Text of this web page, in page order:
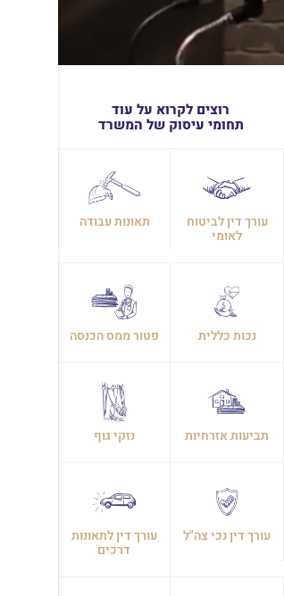
רוצים לקרוא על עוד
תחומי עיסוק של המשרד
עורך דין לביטוח
לאומי
תאונות עבודה
נכות כללית פטור ממס הכנסה
תביעות אזרחיות נזקי גוף
עורך דין נכי צה"ל עורך דין לתאונות
דרכים